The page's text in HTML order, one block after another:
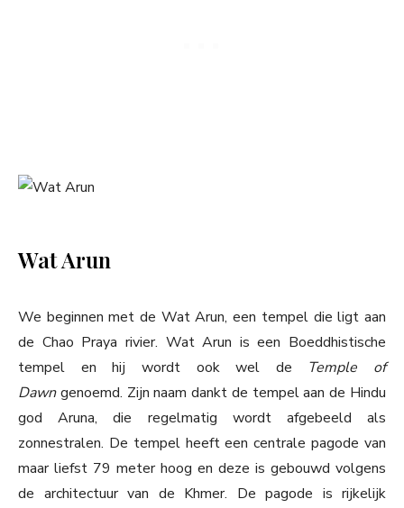
Wat Arun
We beginnen met de Wat Arun, een tempel die ligt aan
de Chao Praya rivier. Wat Arun is een Boeddhistische
tempel en hij wordt ook wel de Temple of
Dawngenoemd. Zijn naam dankt de tempel aan de Hindu
god Aruna, die regelmatig wordt afgebeeld als
zonnestralen. De tempel heeft een centrale pagode van
maar liefst 79 meter hoog en deze is gebouwd volgens
de architectuur van de Khmer. De pagode is rijkelijk